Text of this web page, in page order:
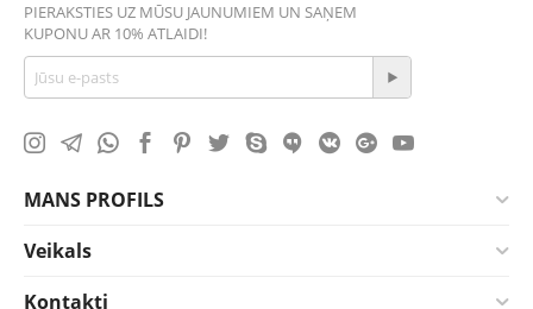
PIERAKSTIES UZ MŪSU JAUNUMIEM UN SAŅEM
KUPONU AR 10% ATLAIDI!
MANS PROFILS
Veikals
Kontakti